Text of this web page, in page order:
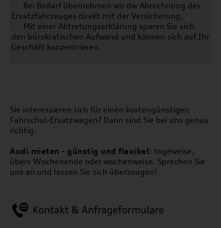
Bei Bedarf übernehmen wir die Abrechnung des
Ersatzfahrzeuges direkt mit der Versicherung.
Mit einer Abtretungserklärung sparen Sie sich
den bürokratischen Aufwand und können sich auf Ihr
Geschäft konzentrieren.
Sie interessieren sich für einen kostengünstigen
Fahrschul-Ersatzwagen? Dann sind Sie bei uns genau
richtig.
Audi mieten - günstig und flexibel: tageweise,
übers Wochenende oder wochenweise. Sprechen Sie
uns an und lassen Sie sich überzeugen!